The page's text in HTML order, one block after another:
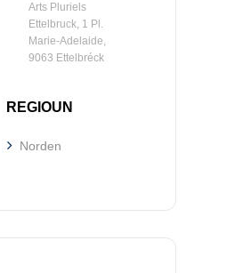
Arts Pluriels
Ettelbruck, 1 Pl.
Marie-Adelaide,
9063 Ettelbréck
REGIOUN
Norden